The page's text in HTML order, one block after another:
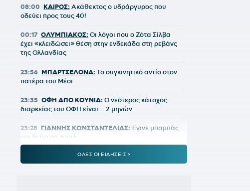
08:00 ΚΑΙΡΟΣ: Ακάθεκτος ο υδράργυρος που
οδεύει προς τους 40!
00:17 ΟΛΥΜΠΙΑΚΟΣ: Οι λόγοι που ο Ζότα Σίλβα
έχει «κλειδώσει» θέση στην ενδεκάδα στη ρεβάνς
της Ολλανδίας
23:56 ΜΠΑΡΤΣΕΛΟΝΑ: Το συγκινητικό αντίο στον
πατέρα του Μέσι
23:35 ΟΦΗ ΑΠΟ ΚΟΥΝΙΑ: Ο νεότερος κάτοχος
διαρκείας του ΟΦΗ είναι... 2 μηνών
23:28 ΓΙΑΝΝΗΣ ΚΩΝΣΤΑΝΤΕΛΙΑΣ:Έγινε μπαμπάς
για δεύτερη φορά
ΠΑΝΑΘΗΝΑΪΚΟΣ:Εύκολη νίκη για την
ΤΣΣΚΑ 1948 πριν από τη ρεβάνς
ΟΛΕΣ ΟΙ ΕΙΔΗΣΕΙΣ >